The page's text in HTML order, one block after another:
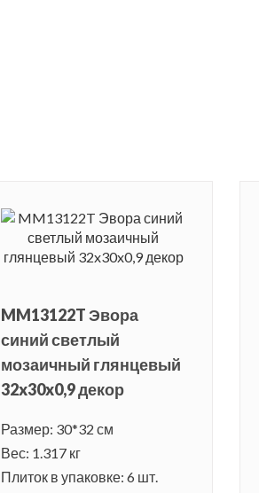
MM13122T Эвора
синий светлый
мозаичный глянцевый
32x30x0,9 декор
Размер: 30*32 см
Вес: 1.317 кг
Плиток в упаковке: 6 шт.